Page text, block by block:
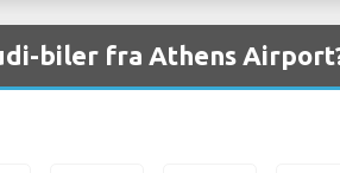
biler fra Athens